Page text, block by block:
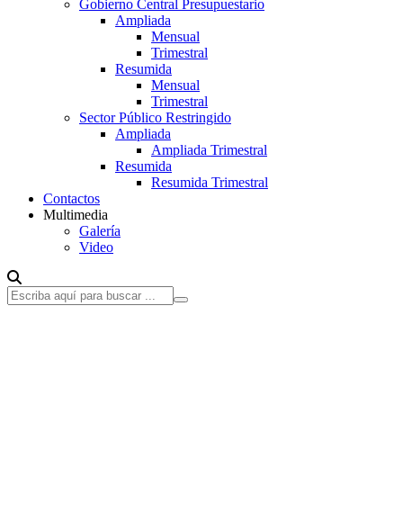
Gobierno Central Presupuestario
Ampliada
Mensual
Trimestral
Resumida
Mensual
Trimestral
Sector Público Restringido
Ampliada
Ampliada Trimestral
Resumida
Resumida Trimestral
Contactos
Multimedia
Galería
Video